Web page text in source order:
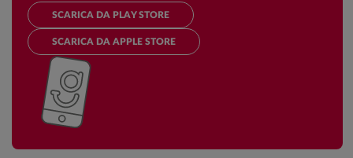
SCARICA DA PLAY STORE
SCARICA DA APPLE STORE